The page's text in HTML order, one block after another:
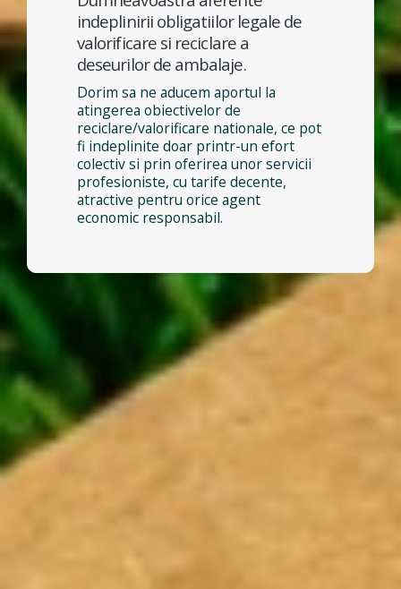
indeplinirii obligatiilor legale de
valorificare si reciclare a
deseurilor de ambalaje.
Dorim sa ne aducem aportul la
atingerea obiectivelor de
reciclare/valorificare nationale, ce pot
fi indeplinite doar printr-un efort
colectiv si prin oferirea unor servicii
profesioniste, cu tarife decente,
atractive pentru orice agent
economic responsabil.